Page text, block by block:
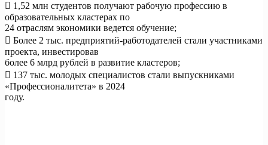
 1,52 млн студентов получают рабочую профессию в
образовательных кластерах по
24 отраслям экономики ведется обучение;
 Более 2 тыс. предприятий-работодателей стали участниками
проекта, инвестировав
более 6 млрд рублей в развитие кластеров;
 137 тыс. молодых специалистов стали выпускниками
«Профессионалитета» в 2024
году.